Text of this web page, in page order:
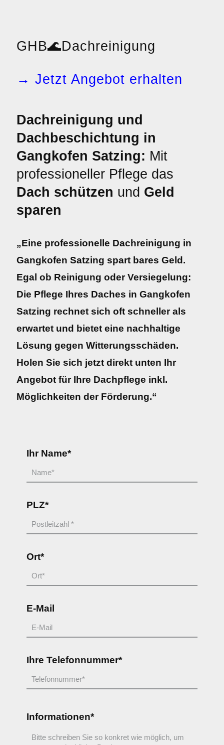
GHB🌊Dachreinigung
→ Jetzt Angebot erhalten
Dachreinigung und
Dachbeschichtung in
Gangkofen Satzing: Mit
professioneller Pflege das
Dach schützen und Geld
sparen
„Eine professionelle Dachreinigung in
Gangkofen Satzing spart bares Geld.
Egal ob Reinigung oder Versiegelung:
Die Pflege Ihres Daches in Gangkofen
Satzing rechnet sich oft schneller als
erwartet und bietet eine nachhaltige
Lösung gegen Witterungsschäden.
Holen Sie sich jetzt direkt unten Ihr
Angebot für Ihre Dachpflege inkl.
Möglichkeiten der Förderung.“
Ihr Name*
PLZ*
Ort*
E-Mail
Ihre Telefonnummer*
Informationen*